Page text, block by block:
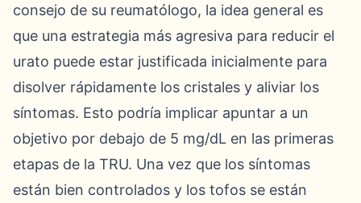
consejo de su reumatólogo, la idea general es
que una estrategia más agresiva para reducir el
urato puede estar justificada inicialmente para
disolver rápidamente los cristales y aliviar los
síntomas. Esto podría implicar apuntar a un
objetivo por debajo de 5 mg/dL en las primeras
etapas de la TRU. Una vez que los síntomas
están bien controlados y los tofos se están